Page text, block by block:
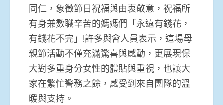
同仁，象徵節日祝福與由衷敬意，祝福所
有身兼數職辛苦的媽媽們「永遠有錢花，
有錢花不完」!許多與會人員表示，這場母
親節活動不僅充滿驚喜與感動，更展現保
大對多重身分女性的體貼與重視，也讓大
家在繁忙警務之餘，感受到來自團隊的溫
暖與支持。